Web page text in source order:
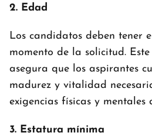
2. Edad
Los candidatos deben tener
momento de la solicitud.
asegura que los aspirantes
madurez y vitalidad
exigencias físicas y mentales
3. Estatura mínima